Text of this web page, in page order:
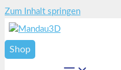
Zum Inhalt springen
Shop